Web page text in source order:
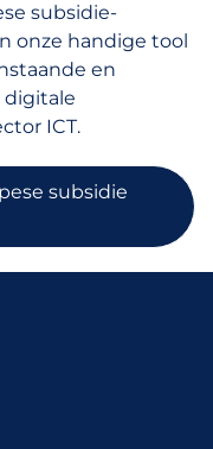
subsidie-
onze handige tool
en
digitale
ICT.
subsidie